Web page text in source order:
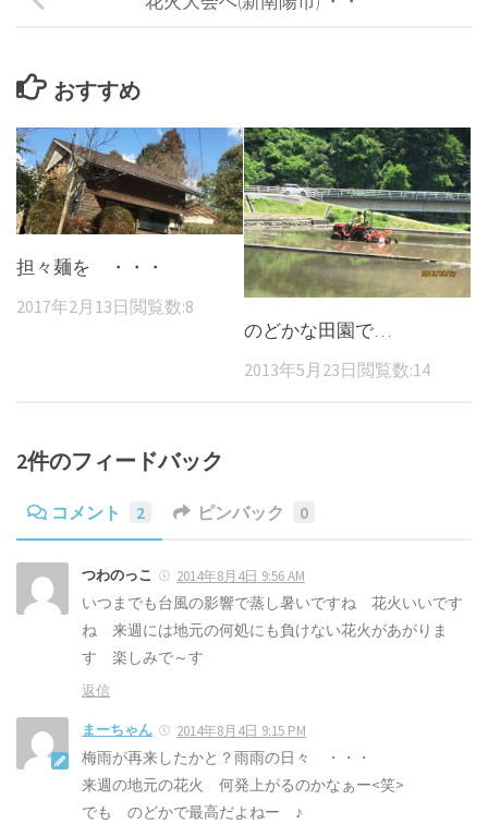
おすすめ
担々麺を ・・・
2017年2月13日 閲覧数:8
のどかな田園で…
2013年5月23日 閲覧数:14
2件のフィードバック
コメント 2 ピンバック 0
つわのっこ 2014年8月4日 9:56 AM
いつまでも台風の影響で蒸し暑いですね 花火いいです
ね 来週には地元の何処にも負けない花火があがりま
す 楽しみで～す
返信
まーちゃん 2014年8月4日 9:15 PM
梅雨が再来したかと？雨雨の日々 ・・・
来週の地元の花火 何発上がるのかなぁー<笑>
でも のどかで最高だよねー ♪